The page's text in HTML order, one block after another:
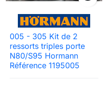
005 - 305 Kit de 2
ressorts triples porte
N80/S95 Hormann
Référence 1195005